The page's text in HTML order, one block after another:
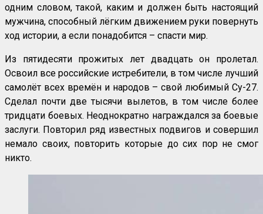
одним словом, такой, каким и должен быть настоящий
мужчина, способный лёгким движением руки повернуть
ход истории, а если понадобится – спасти мир.
Из пятидесяти прожитых лет двадцать он пролетал.
Освоил все российские истребители, в том числе лучший
самолёт всех времён и народов – свой любимый Су-27.
Сделал почти две тысячи вылетов, в том числе более
тридцати боевых. Неоднократно награждался за боевые
заслуги. Повторил ряд известных подвигов и совершил
немало своих, повторить которые до сих пор не смог
никто.